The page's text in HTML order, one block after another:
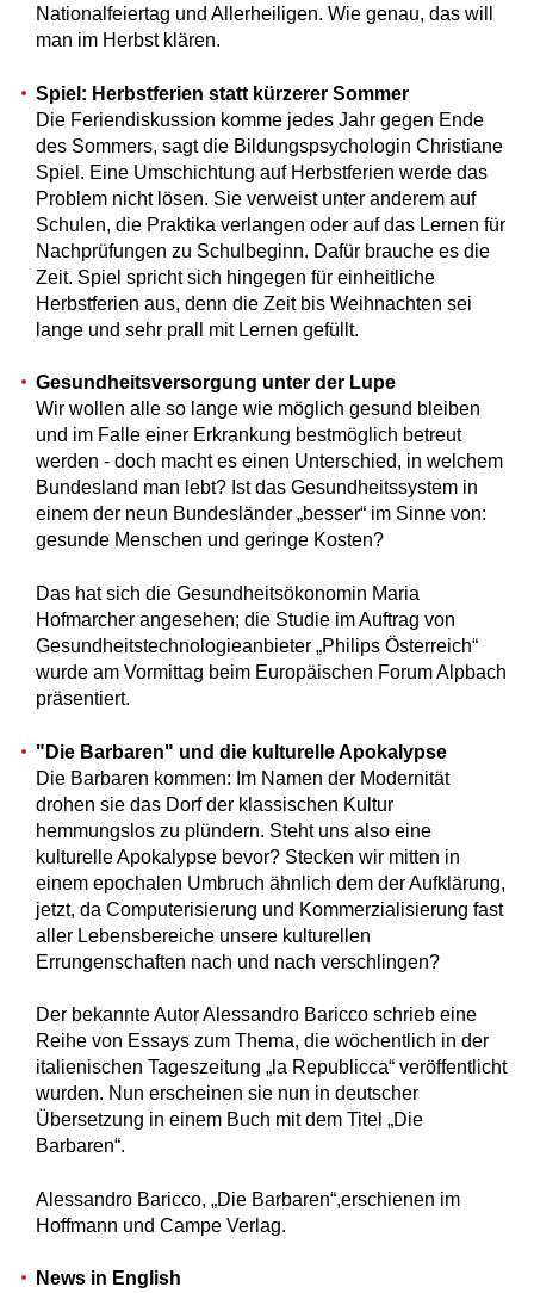
Nationalfeiertag und Allerheiligen. Wie genau, das will
man im Herbst klären.
Spiel: Herbstferien statt kürzerer Sommer
Die Feriendiskussion komme jedes Jahr gegen Ende
des Sommers, sagt die Bildungspsychologin Christiane
Spiel. Eine Umschichtung auf Herbstferien werde das
Problem nicht lösen. Sie verweist unter anderem auf
Schulen, die Praktika verlangen oder auf das Lernen für
Nachprüfungen zu Schulbeginn. Dafür brauche es die
Zeit. Spiel spricht sich hingegen für einheitliche
Herbstferien aus, denn die Zeit bis Weihnachten sei
lange und sehr prall mit Lernen gefüllt.
Gesundheitsversorgung unter der Lupe
Wir wollen alle so lange wie möglich gesund bleiben
und im Falle einer Erkrankung bestmöglich betreut
werden - doch macht es einen Unterschied, in welchem
Bundesland man lebt? Ist das Gesundheitssystem in
einem der neun Bundesländer „besser“ im Sinne von:
gesunde Menschen und geringe Kosten?
Das hat sich die Gesundheitsökonomin Maria
Hofmarcher angesehen; die Studie im Auftrag von
Gesundheitstechnologieanbieter „Philips Österreich“
wurde am Vormittag beim Europäischen Forum Alpbach
präsentiert.
"Die Barbaren" und die kulturelle Apokalypse
Die Barbaren kommen: Im Namen der Modernität
drohen sie das Dorf der klassischen Kultur
hemmungslos zu plündern. Steht uns also eine
kulturelle Apokalypse bevor? Stecken wir mitten in
einem epochalen Umbruch ähnlich dem der Aufklärung,
jetzt, da Computerisierung und Kommerzialisierung fast
aller Lebensbereiche unsere kulturellen
Errungenschaften nach und nach verschlingen?
Der bekannte Autor Alessandro Baricco schrieb eine
Reihe von Essays zum Thema, die wöchentlich in der
italienischen Tageszeitung „la Republicca“ veröffentlicht
wurden. Nun erscheinen sie nun in deutscher
Übersetzung in einem Buch mit dem Titel „Die
Barbaren“.
Alessandro Baricco, „Die Barbaren“,erschienen im
Hoffmann und Campe Verlag.
News in English